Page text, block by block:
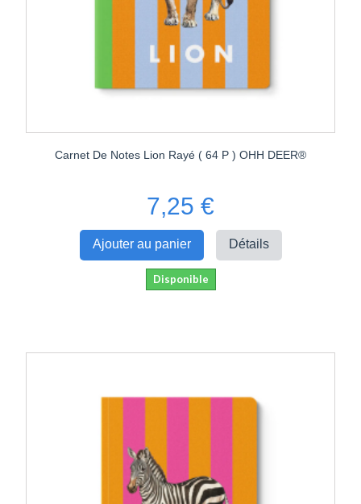
Carnet De Notes Lion Rayé ( 64 P ) OHH DEER®
7,25 €
Ajouter au panier Détails
Disponible